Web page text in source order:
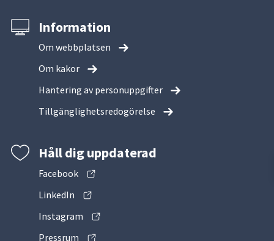
Information
Om webbplatsen
Om kakor
Hantering av personuppgifter
Tillgänglighetsredogörelse
Håll dig uppdaterad
Facebook
LinkedIn
Instagram
Pressrum